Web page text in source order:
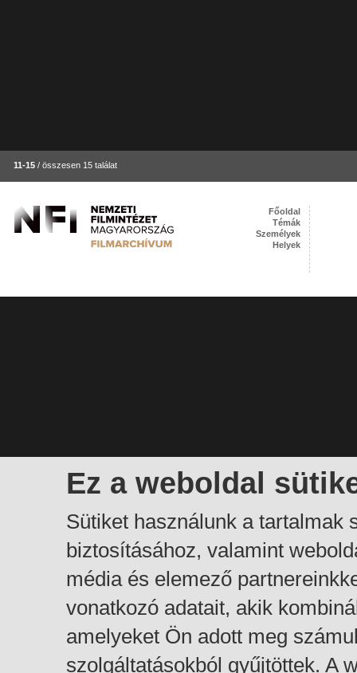
11-15 / összesen 15 találat
Ez a weboldal
Sütiket használunk a tartalmak
biztosításához, valamint
média és elemező
vonatkozó adatait, akik
amelyeket Ön adott meg
szolgáltatásokból gyűjtöttek. A
Főoldal
Témák
Személyek
Helyek